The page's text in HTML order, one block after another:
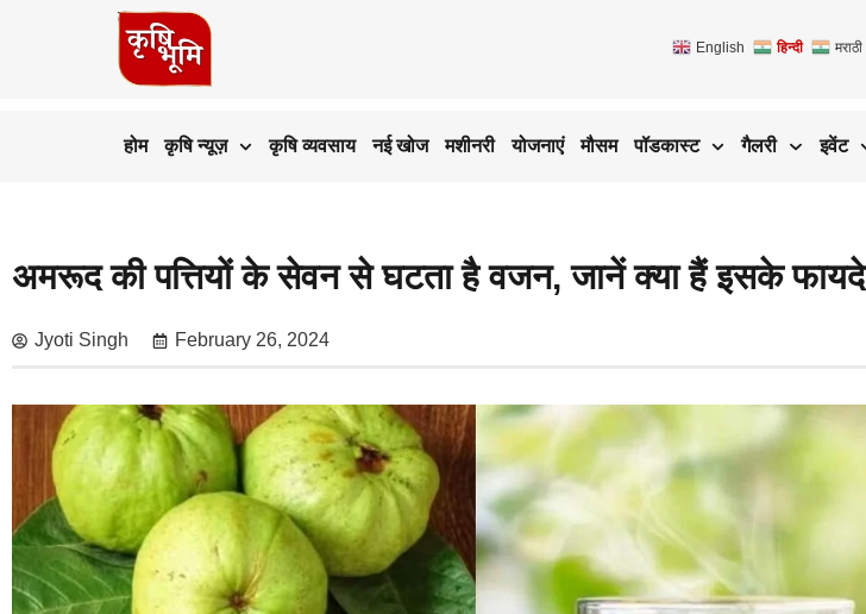
English हिन्दी मराठी
होम कृषि न्यूज़ कृषि व्यवसाय नई खोज मशीनरी योजनाएं मौसम पॉडकास्ट गैलरी इवेंट
अमरूद की पत्तियों के सेवन से घटता है वजन, जानें क्या हैं इसके फायदे
Jyoti Singh February 26, 2024